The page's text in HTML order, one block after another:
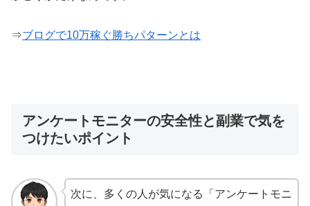
⇒ブログで10万稼ぐ勝ちパターンとは
アンケートモニターの安全性と副業で気を
つけたいポイント
次に、多くの人が気になる「アンケートモニ